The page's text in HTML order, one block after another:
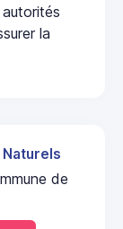
la
de